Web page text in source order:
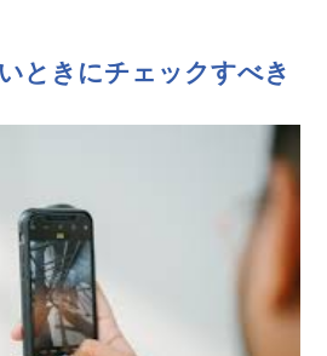
ときにチェックすべき